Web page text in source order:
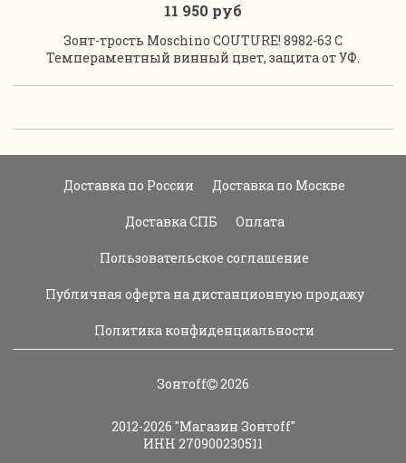
11 950 руб
Зонт-трость Moschino COUTURE! 8982-63 C
Темпераментный винный цвет, защита от УФ.
Доставка по России Доставка по Москве
Доставка СПБ Оплата
Пользовательское соглашение
Публичная оферта на дистанционную продажу
Политика конфиденциальности
Зонтoff 2026
2012-2026 "Магазин Зонтoff"
ИНН 270900230511